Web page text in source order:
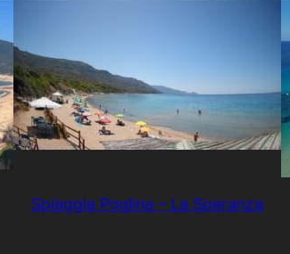
Spiaggia Poglina – La Speranza